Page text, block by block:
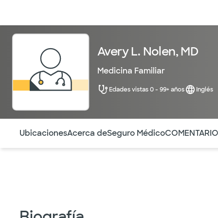
Avery L. Nolen, MD
Medicina Familiar
Edades vistas 0 - 99+ años Inglés
UbicacionesAcerca deSeguro Médico